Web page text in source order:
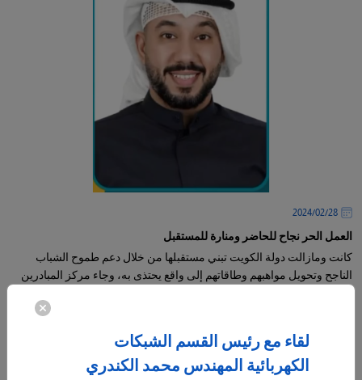
28‏/02‏/2024
العمل الحر نجاح للحاضر ومنارة للمستقبل
كانت ومازالت دولة الكويت تبني مستقبلها من خلال دعم طموح الشباب
الناجح وتحويل مواهبهم وطاقاتهم إلى واقع يحتذى به، وجاء مركز المبادرين
لقاء مع رئيس القسم الشبكات
الكهربائية المهندس محمد الكندري